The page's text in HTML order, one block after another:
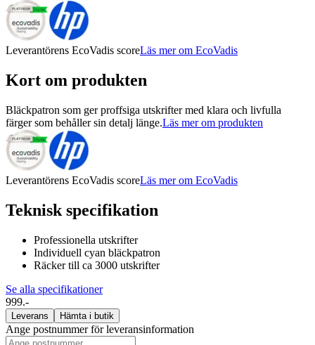
Leverantörens EcoVadis scoreLäs mer om EcoVadis
Kort om produkten
Bläckpatron som ger proffsiga utskrifter med klara och livfulla
färger som behåller sin detalj länge.Läs mer om produkten
Leverantörens EcoVadis scoreLäs mer om EcoVadis
Teknisk specifikation
Professionella utskrifter
Individuell cyan bläckpatron
Räcker till ca 3000 utskrifter
Se alla specifikationer
999.-
Leverans Hämta i butik
Ange postnummer för leveransinformation